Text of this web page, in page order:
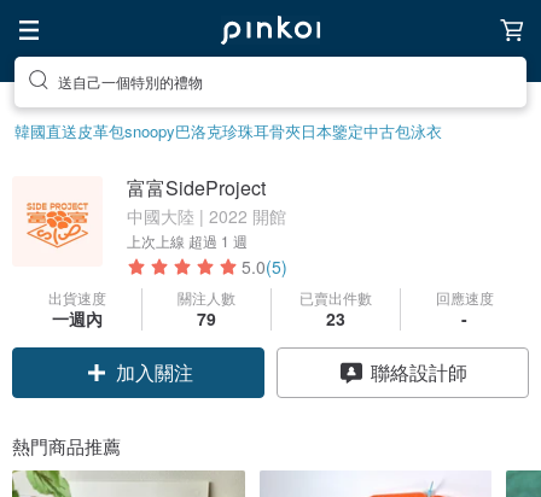
送自己一個特別的禮物
韓國直送皮革包snoopy巴洛克珍珠耳骨夾日本鑒定中古包泳衣
富富SideProject
中國大陸 | 2022 開館
上次上線 超過 1 週
5.0(5)
出貨速度
一週內
關注人數
79
已賣出件數
23
回應速度
-
加入關注 聯絡設計師
熱門商品推薦